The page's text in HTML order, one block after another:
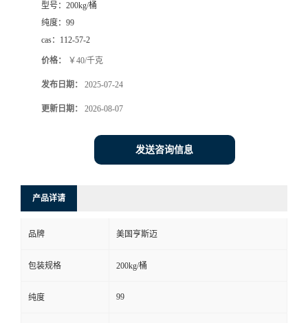
型号： 200kg/桶
纯度： 99
cas： 112-57-2
价格： ￥40/千克
发布日期： 2025-07-24
更新日期： 2026-08-07
发送咨询信息
产品详请
品牌 美国亨斯迈
包装规格 200kg/桶
纯度 99